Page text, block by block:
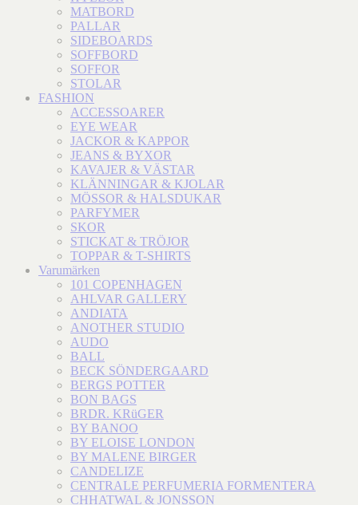
MATBORD
PALLAR
SIDEBOARDS
SOFFBORD
SOFFOR
STOLAR
FASHION
ACCESSOARER
EYE WEAR
JACKOR & KAPPOR
JEANS & BYXOR
KAVAJER & VÄSTAR
KLÄNNINGAR & KJOLAR
MÖSSOR & HALSDUKAR
PARFYMER
SKOR
STICKAT & TRÖJOR
TOPPAR & T-SHIRTS
Varumärken
101 COPENHAGEN
AHLVAR GALLERY
ANDIATA
ANOTHER STUDIO
AUDO
BALL
BECK SÖNDERGAARD
BERGS POTTER
BON BAGS
BRDR. KRüGER
BY BANOO
BY ELOISE LONDON
BY MALENE BIRGER
CANDELIZE
CENTRALE PERFUMERIA FORMENTERA
CHHATWAL & JONSSON